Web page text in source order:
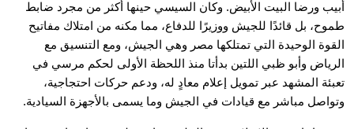
أبيب ورضا البيت الأبيض. وكان السيسي حينها أكثر من مجرد ضابط
طموح، بل قائدًا للجيش ووزيرًا للدفاع، مما مكنه من امتلاك مفاتيح
القوة الوحيدة التي تمتلكها مصر وهي الجيش، ومع التنسيق مع
الرياض وأبو ظبي اللتين بدأتا منذ اللحظة الأولى لحكم مرسي في
تعبئة المشهد عبر تمويل إعلام معادٍ له، ودعم حركات احتجاجية،
وتواصل مباشر مع قيادات في الجيش وما يسمى بالأجهزة السيادية.